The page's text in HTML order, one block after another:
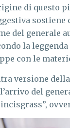
di questo
sostiene
del generale
la
con le
versione
del